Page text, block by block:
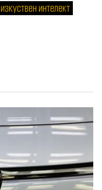
изкуствен интелект